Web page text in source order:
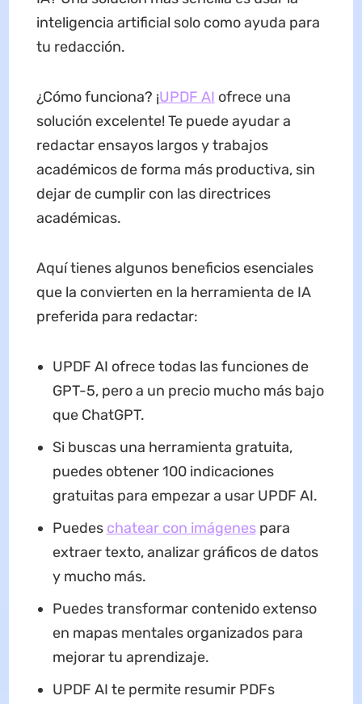
inteligencia artificial solo como ayuda para
tu redacción.
¿Cómo funciona? ¡UPDF AI ofrece una
solución excelente! Te puede ayudar a
redactar ensayos largos y trabajos
académicos de forma más productiva, sin
dejar de cumplir con las directrices
académicas.
Aquí tienes algunos beneficios esenciales
que la convierten en la herramienta de IA
preferida para redactar:
UPDF AI ofrece todas las funciones de
GPT-5, pero a un precio mucho más bajo
que ChatGPT.
Si buscas una herramienta gratuita,
puedes obtener 100 indicaciones
gratuitas para empezar a usar UPDF AI.
Puedes chatear con imágenespara
extraer texto, analizar gráficos de datos
y mucho más.
Puedes transformar contenido extenso
en mapas mentales organizados para
mejorar tu aprendizaje.
UPDF AI te permite resumir PDFs